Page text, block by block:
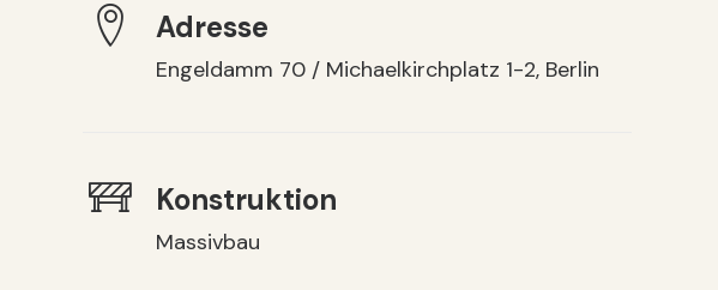
Adresse
Engeldamm 70 / Michaelkirchplatz 1-2, Berlin
Konstruktion
Massivbau